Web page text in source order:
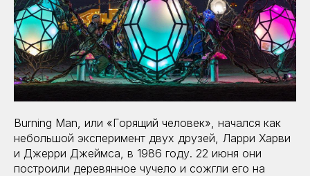
Burning Man, или «Горящий человек», начался как
небольшой эксперимент двух друзей, Ларри Харви
и Джерри Джеймса, в 1986 году. 22 июня они
построили деревянное чучело и сожгли его на